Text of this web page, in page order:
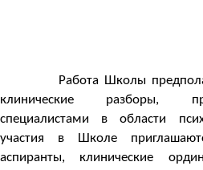
Работа Школы
клинические разборы,
специалистами в области
участия в Школе
аспиранты, клинические